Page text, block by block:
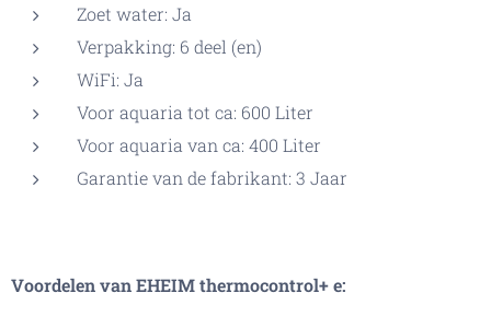
Zoet water: Ja
Verpakking: 6 deel (en)
WiFi: Ja
Voor aquaria tot ca: 600 Liter
Voor aquaria van ca: 400 Liter
Garantie van de fabrikant: 3 Jaar
Voordelen van EHEIM thermocontrol+ e: